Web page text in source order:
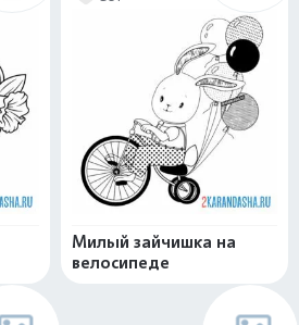
Милый зайчишка на
велосипеде